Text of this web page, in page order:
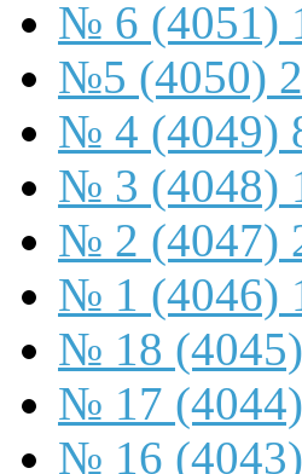
№ 6 (4051)
№5 (4050)
№ 4 (4049)
№ 3 (4048)
№ 2 (4047)
№ 1 (4046)
№ 18 (4045)
№ 17 (4044)
№ 16 (4043)